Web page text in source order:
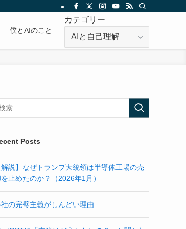
僕とAIのこと
カテゴリー
Posts
解説】なぜトランプ大統領は半導体工場の売
止めたのか？（2026年1月）
の完璧主義がしんどい理由